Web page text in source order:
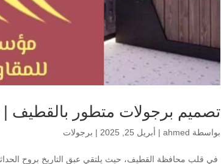
تصميم برجولات متطور بالقطيف |
بواسطة ahmed
| أبريل 25, 2025 | برجولات
في قلب محافظة القطيف، حيث يلتقي عبق التاريخ بروح